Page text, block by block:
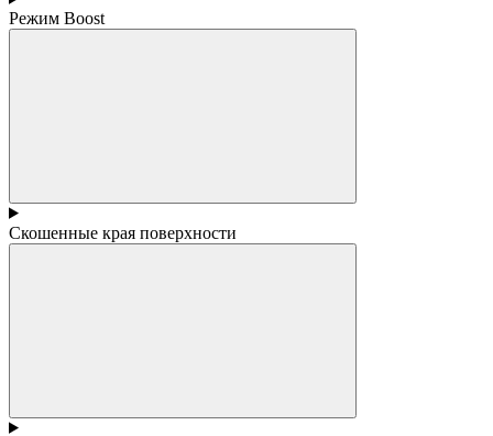
Режим Boost
Скошенные края поверхности